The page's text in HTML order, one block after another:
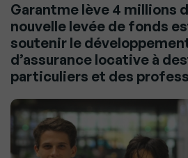
Garantme lève 4 millions
nouvelle levée de fonds
soutenir le
d’assurance locative à
particuliers et des